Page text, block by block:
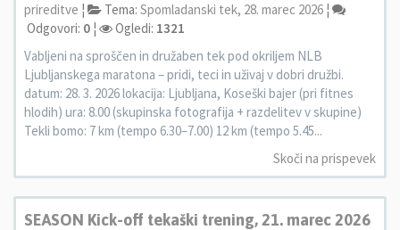
prireditve ¦ Tema: Spomladanski tek, 28. marec 2026 ¦
Odgovori: 0 ¦ Ogledi: 1321
Vabljeni na sproščen in družaben tek pod okriljem NLB
Ljubljanskega maratona – pridi, teci in uživaj v dobri družbi.
datum: 28. 3. 2026 lokacija: Ljubljana, Koseški bajer (pri fitnes
hlodih) ura: 8.00 (skupinska fotografija + razdelitev v skupine)
Tekli bomo: 7 km (tempo 6.30–7.00) 12 km (tempo 5.45...
Skoči na prispevek
SEASON Kick-off tekaški trening, 21. marec 2026